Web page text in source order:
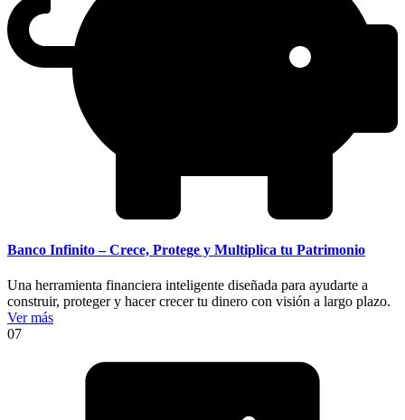
Banco Infinito – Crece, Protege y Multiplica tu Patrimonio
Una herramienta financiera inteligente diseñada para ayudarte a
construir, proteger y hacer crecer tu dinero con visión a largo plazo.
Ver más
07